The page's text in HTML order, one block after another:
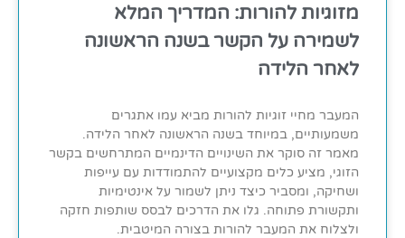
מזוגיות להורות: המדריך המלא
לשמירה על הקשר בשנה הראשונה
לאחר הלידה
המעבר מחיי זוגיות להורות מביא עמו אתגרים
משמעותיים, במיוחד בשנה הראשונה לאחר הלידה.
מאמר זה סוקר את השינויים הדינמיים המתרחשים בקשר
הזוגי, מציע כלים מקצועיים להתמודדות עם עייפות
ושחיקה, ומסביר כיצד ניתן לשמור על אינטימיות
ותקשורת פתוחה. גלו את הדרכים לבסס שותפות חזקה
ולצלוח את המעבר להורות בצורה המיטבית.